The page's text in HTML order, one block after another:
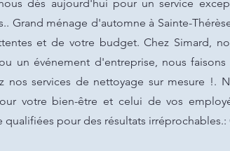
dès aujourd'hui pour un service
Grand ménage d'automne à Sainte-
et de votre budget. Chez Simard,
un événement d'entreprise, nous
nos services de nettoyage sur mesure
votre bien-être et celui de vos
qualifiées pour des résultats